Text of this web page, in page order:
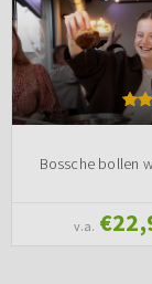
Bossche bollen
v.a.